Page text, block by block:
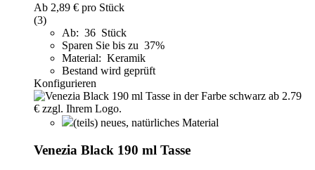
Ab 2,89 € pro Stück
(3)
Ab: 36 Stück
Sparen Sie bis zu 37%
Material: Keramik
Bestand wird geprüft
Konfigurieren
(teils) neues, natürliches Material
Venezia Black 190 ml Tasse